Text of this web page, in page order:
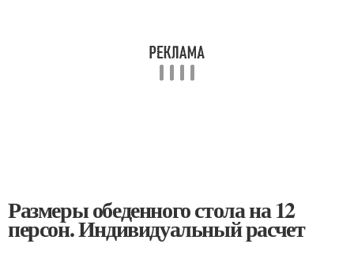
Размеры обеденного стола на 12
персон. Индивидуальный расчет